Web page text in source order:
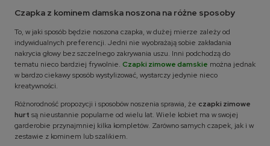
Czapka z kominem damska noszona na różne sposoby
To, w jaki sposób będzie noszona czapka, w dużej mierze zależy od
indywidualnych preferencji. Jedni nie wyobrażają sobie zakładania
nakrycia głowy bez szczelnego zakrywania uszu. Inni podchodzą do
tematu nieco bardziej frywolnie. Czapki zimowe damskie można jednak
w bardzo ciekawy sposób wystylizować, wystarczy jedynie nieco
kreatywności.
Różnorodność propozycji i sposobów noszenia sprawia, że czapki zimowe
hurt są nieustannie popularne od wielu lat. Wiele kobiet ma w swojej
garderobie przynajmniej kilka kompletów. Zarówno samych czapek, jak i w
zestawie z kominem lub szalikiem.